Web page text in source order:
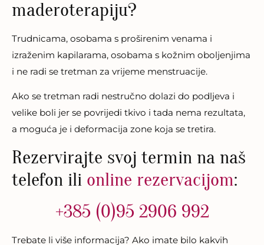
maderoterapiju?
Trudnicama, osobama s proširenim venama i
izraženim kapilarama, osobama s kožnim oboljenjima
i ne radi se tretman za vrijeme menstruacije.
Ako se tretman radi nestručno dolazi do podljeva i
velike boli jer se povrijedi tkivo i tada nema rezultata,
a moguća je i deformacija zone koja se tretira.
Rezervirajte svoj termin na naš
telefon ili online rezervacijom:
+385 (0)95 2906 992
Trebate li više informacija? Ako imate bilo kakvih